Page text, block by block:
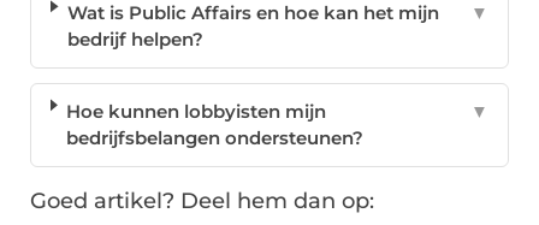
Wat is Public Affairs en hoe kan het mijn
bedrijf helpen?
▼
Hoe kunnen lobbyisten mijn
bedrijfsbelangen ondersteunen?
▼
Goed artikel? Deel hem dan op: